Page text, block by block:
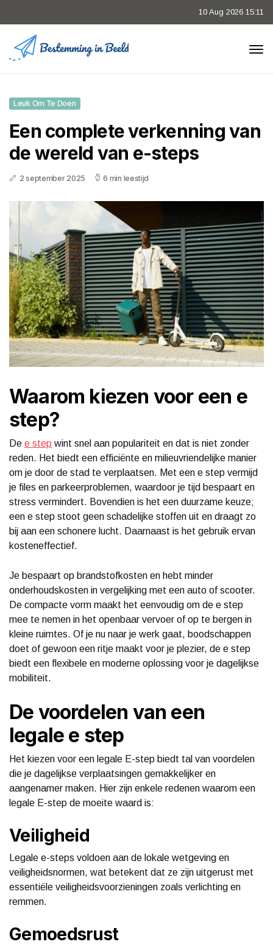
10 Aug 2026 15:11
Leuk Om Te Doen
Een complete verkenning van
de wereld van e-steps
2 september 2025 6 min leestijd
Waarom kiezen voor een e
step?
De e step wint snel aan populariteit en dat is niet zonder
reden. Het biedt een efficiënte en milieuvriendelijke manier
om je door de stad te verplaatsen. Met een e step vermijd
je files en parkeerproblemen, waardoor je tijd bespaart en
stress vermindert. Bovendien is het een duurzame keuze;
een e step stoot geen schadelijke stoffen uit en draagt zo
bij aan een schonere lucht. Daarnaast is het gebruik ervan
kosteneffectief.
Je bespaart op brandstofkosten en hebt minder
onderhoudskosten in vergelijking met een auto of scooter.
De compacte vorm maakt het eenvoudig om de e step
mee te nemen in het openbaar vervoer of op te bergen in
kleine ruimtes. Of je nu naar je werk gaat, boodschappen
doet of gewoon een ritje maakt voor je plezier, de e step
biedt een flexibele en moderne oplossing voor je dagelijkse
mobiliteit.
De voordelen van een
legale e step
Het kiezen voor een legale E-step biedt tal van voordelen
die je dagelijkse verplaatsingen gemakkelijker en
aangenamer maken. Hier zijn enkele redenen waarom een
legale E-step de moeite waard is:
Veiligheid
Legale e-steps voldoen aan de lokale wetgeving en
veiligheidsnormen, wat betekent dat ze zijn uitgerust met
essentiële veiligheidsvoorzieningen zoals verlichting en
remmen.
Gemoedsrust